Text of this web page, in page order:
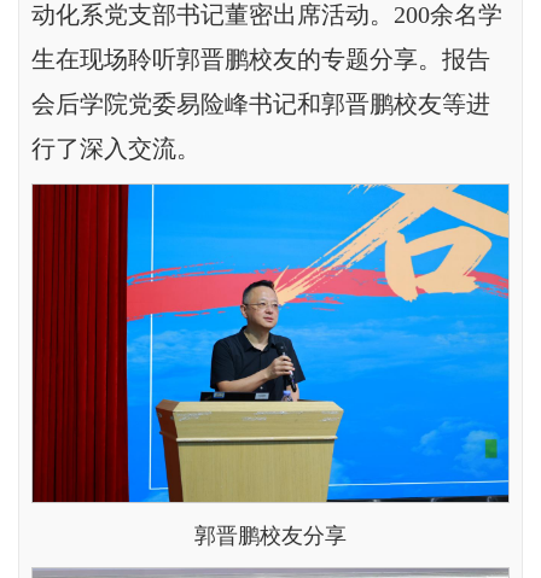
动化系党支部书记董密出席活动。200余名学
生在现场聆听郭晋鹏校友的专题分享。报告
会后学院党委易险峰书记和郭晋鹏校友等进
行了深入交流。
郭晋鹏校友分享